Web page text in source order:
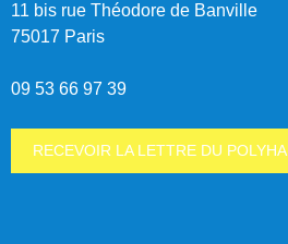
11 bis rue Théodore de Banville
75017 Paris
09 53 66 97 39
RECEVOIR LA LETTRE DU